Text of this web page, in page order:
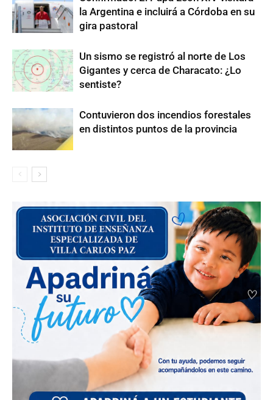
la Argentina e incluirá a Córdoba en su
gira pastoral
Un sismo se registró al norte de Los
Gigantes y cerca de Characato: ¿Lo
sentiste?
Contuvieron dos incendios forestales
en distintos puntos de la provincia